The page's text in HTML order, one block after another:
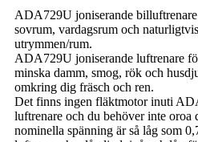
ADA729U joniserande
sovrum, vardagsrum och
utrymmen/rum.
ADA729U joniserande luftrenare
minska damm, smog, rök och
omkring dig fräsch och ren.
Det finns ingen fläktmotor inuti
luftrenare och du behöver inte
nominella spänning är så låg som